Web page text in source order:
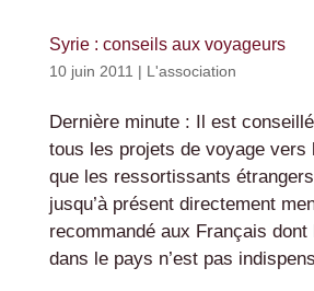
Syrie : conseils aux voyageurs
10 juin 2011 | L'association
Dernière minute : Il est
tous les projets de voyage vers
que les ressortissants
jusqu’à présent directement
recommandé aux Français dont
dans le pays n’est pas